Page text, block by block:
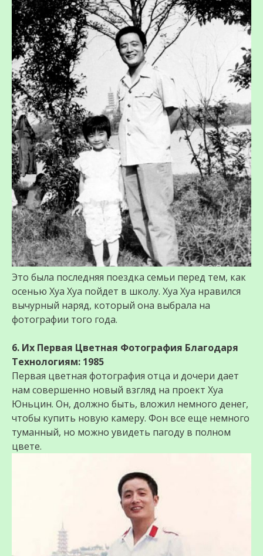
Это была последняя поездка семьи перед тем, как
осенью Хуа Хуа пойдет в школу. Хуа Хуа нравился
вычурный наряд, который она выбрала на
фотографии того года.
6. Их Первая Цветная Фотография Благодаря
Технологиям: 1985
Первая цветная фотография отца и дочери дает
нам совершенно новый взгляд на проект Хуа
Юньцин. Он, должно быть, вложил немного денег,
чтобы купить новую камеру. Фон все еще немного
туманный, но можно увидеть пагоду в полном
цвете.